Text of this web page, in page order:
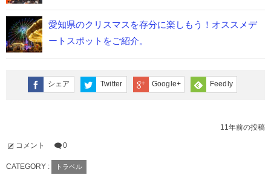
愛知県のクリスマスを存分に楽しもう！オススメデ
ートスポットをご紹介。
シェア Twitter Google+ Feedly
11年前の投稿
コメント 0
CATEGORY : トラベル